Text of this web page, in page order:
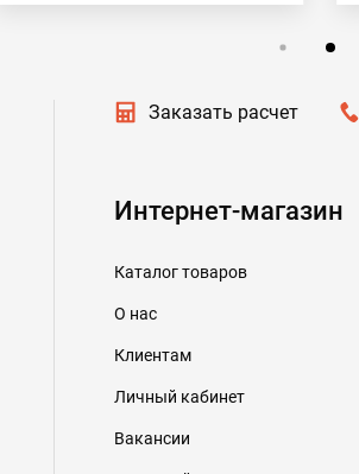
Заказать расчет
Интернет-магазин
Каталог товаров
О нас
Клиентам
Личный кабинет
Вакансии